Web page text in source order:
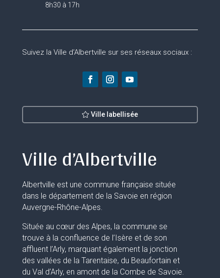
8h30 à 17h
Suivez la Ville d’Albertville sur ses réseaux sociaux :
Ville labellisée
Ville d’Albertville
Albertville est une commune française située
dans le département de la Savoie en région
Auvergne-Rhône-Alpes.
Située au cœur des Alpes, la commune se
trouve à la confluence de l’Isère et de son
affluent l’Arly, marquant également la jonction
des vallées de la Tarentaise, du Beaufortain et
du Val d’Arly, en amont de la Combe de Savoie.